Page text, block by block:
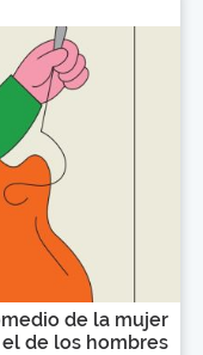
de la mujer
de los hombres